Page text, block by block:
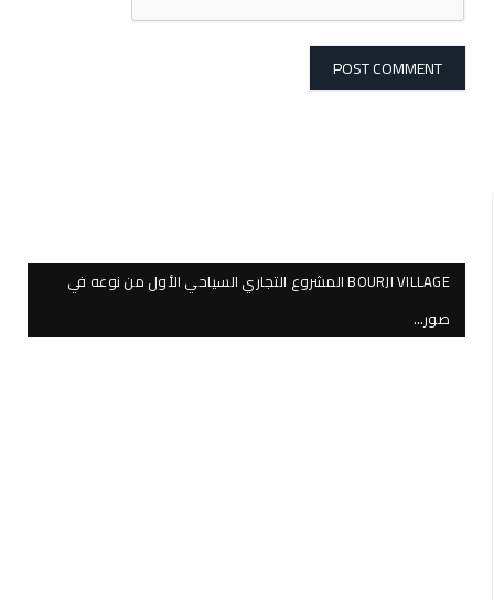
BOURJI VILLAGE المشروع التجاري السياحي الأول من نوعه في
صور…